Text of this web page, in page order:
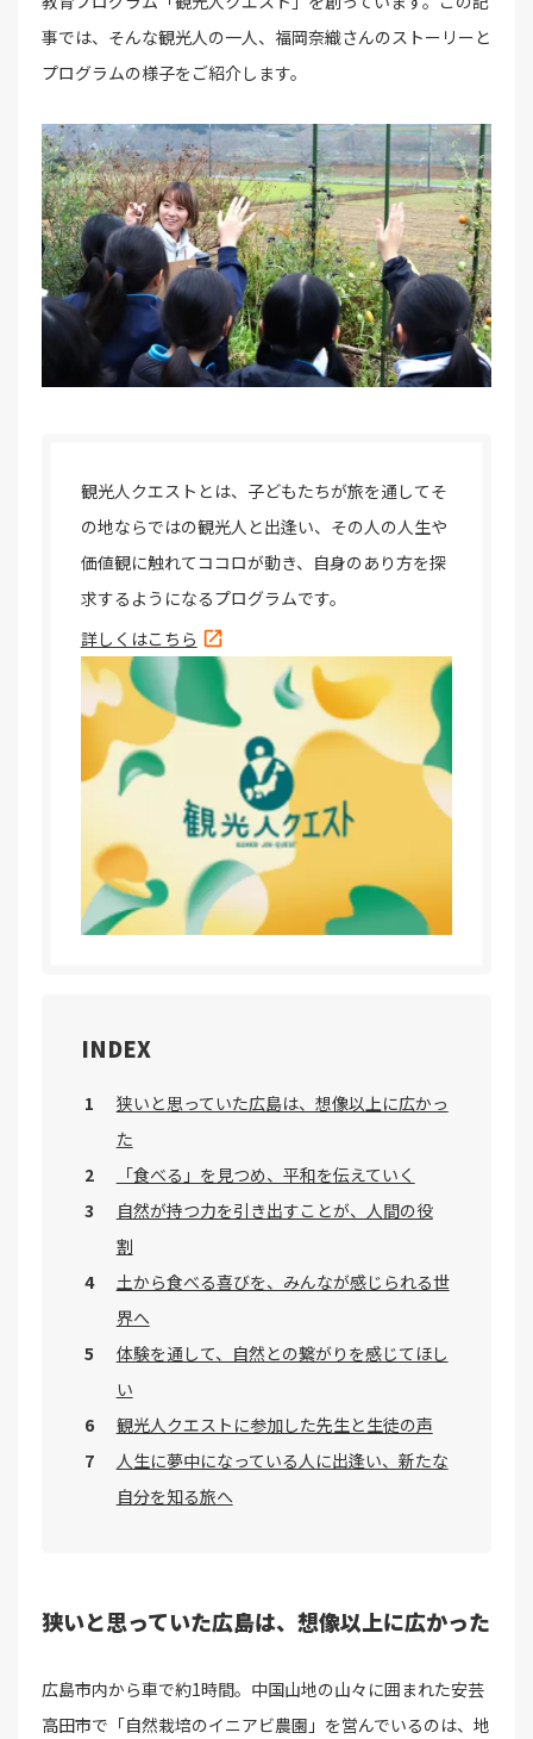
事では、そんな観光人の一人、福岡奈織さんのストーリーと
プログラムの様子をご紹介します。
観光人クエストとは、子どもたちが旅を通してそ
の地ならではの観光人と出逢い、その人の人生や
価値観に触れてココロが動き、自身のあり方を探
求するようになるプログラムです。
詳しくはこちら
INDEX
狭いと思っていた広島は、想像以上に広かっ
た
「食べる」を見つめ、平和を伝えていく
自然が持つ力を引き出すことが、人間の役
割
土から食べる喜びを、みんなが感じられる世
界へ
体験を通して、自然との繋がりを感じてほし
い
観光人クエストに参加した先生と生徒の声
人生に夢中になっている人に出逢い、新たな
自分を知る旅へ
狭いと思っていた広島は、想像以上に広かった
広島市内から車で約1時間。中国山地の山々に囲まれた安芸
高田市で「自然栽培のイニアビ農園」を営んでいるのは、地